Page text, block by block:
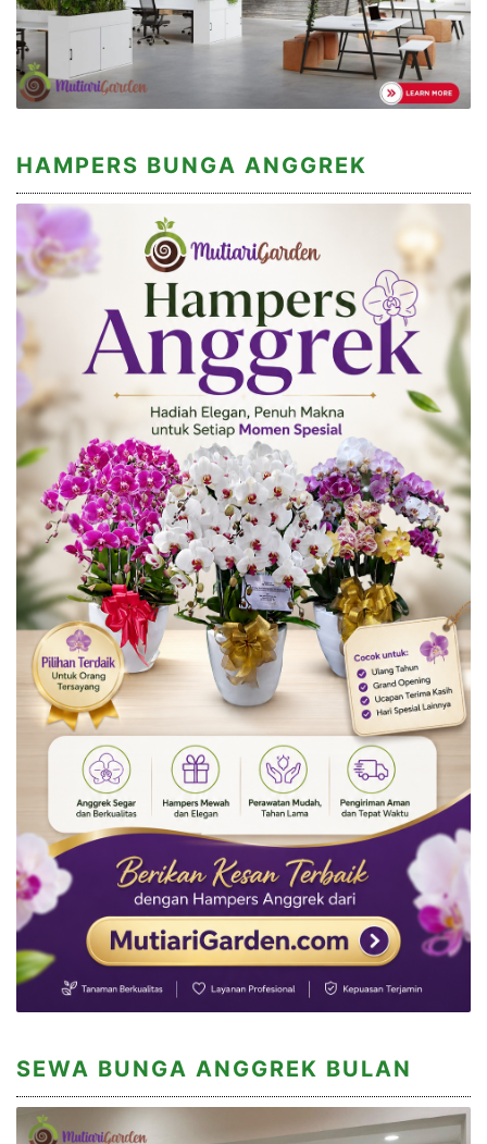
HAMPERS BUNGA ANGGREK
SEWA BUNGA ANGGREK BULAN